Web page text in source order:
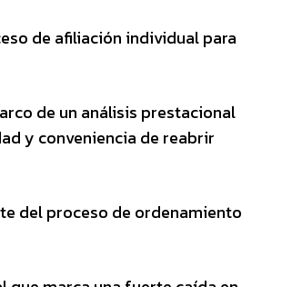
de afiliación individual para
de un análisis prestacional
y conveniencia de reabrir
del proceso de ordenamiento